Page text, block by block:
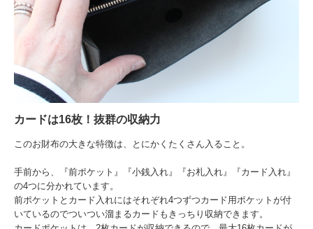
カードは16枚！抜群の収納力
このお財布の大きな特徴は、とにかくたくさん入ること。
手前から、『前ポケット』『小銭入れ』『お札入れ』『カード入れ』
の4つに分かれています。
前ポケットとカード入れにはそれぞれ4つずつカード用ポケットが付
いているのでついつい溜まるカードもきっちり収納できます。